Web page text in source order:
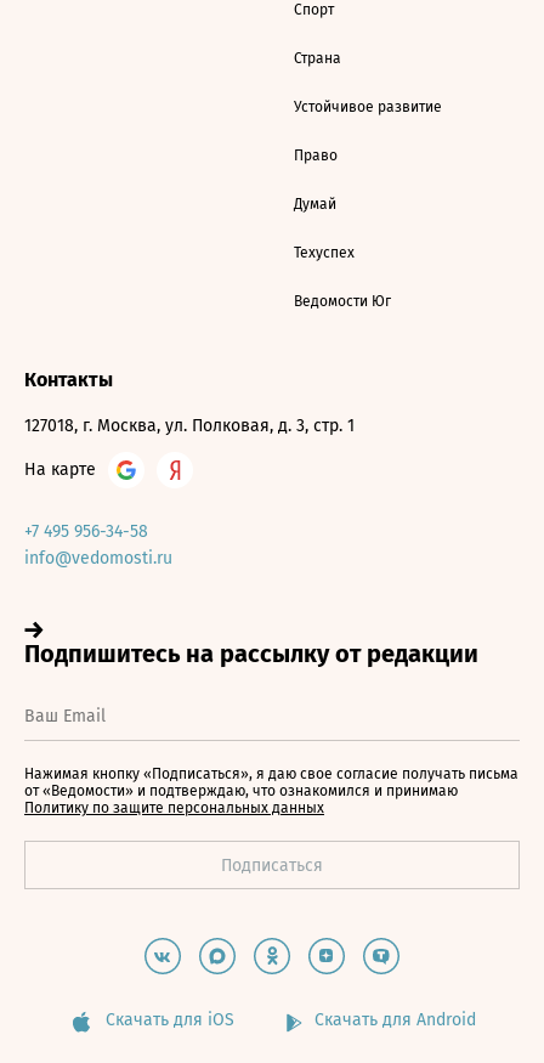
Спорт
Страна
Устойчивое развитие
Право
Думай
Техуспех
Ведомости Юг
Контакты
127018, г. Москва, ул. Полковая, д. 3, стр. 1
На карте
+7 495 956-34-58
info@vedomosti.ru
Нажимая кнопку «Подписаться», я даю свое согласие получать письма
от «Ведомости» и подтверждаю, что ознакомился и принимаю
Политику по защите персональных данных
Скачать для iOS Скачать для Android